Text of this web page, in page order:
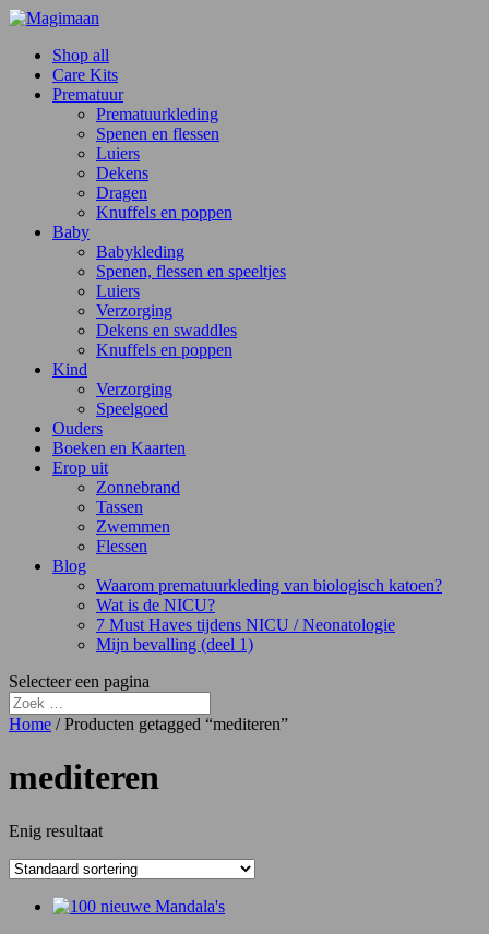
Shop all
Care Kits
Prematuur
Prematuurkleding
Spenen en flessen
Luiers
Dekens
Dragen
Knuffels en poppen
Baby
Babykleding
Spenen, flessen en speeltjes
Luiers
Verzorging
Dekens en swaddles
Knuffels en poppen
Kind
Verzorging
Speelgoed
Ouders
Boeken en Kaarten
Erop uit
Zonnebrand
Tassen
Zwemmen
Flessen
Blog
Waarom prematuurkleding van biologisch katoen?
Wat is de NICU?
7 Must Haves tijdens NICU / Neonatologie
Mijn bevalling (deel 1)
Selecteer een pagina
Home / Producten getagged “mediteren”
mediteren
Enig resultaat